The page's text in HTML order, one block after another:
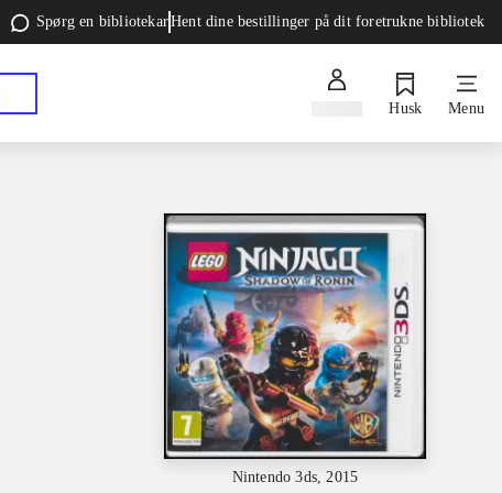
Spørg en bibliotekarHent dine bestillinger på dit foretrukne bibliotek
Husk Menu
Nintendo 3ds, 2015